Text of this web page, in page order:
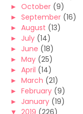
► October (9)
► September (16)
► August (13)
► July (14)
► June (18)
► May (25)
► April (14)
► March (21)
► February (9)
► January (19)
▼ 2019 (226)